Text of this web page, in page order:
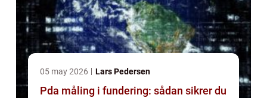
05 may 2026 Lars Pedersen
Pda måling i fundering: sådan sikrer du